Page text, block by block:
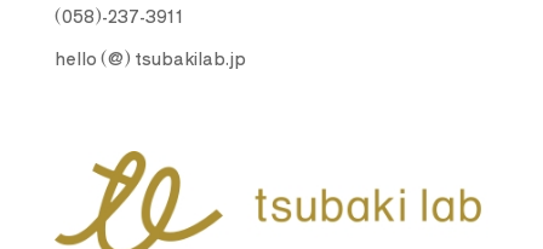
(058)-237-3911
hello (@) tsubakilab.jp